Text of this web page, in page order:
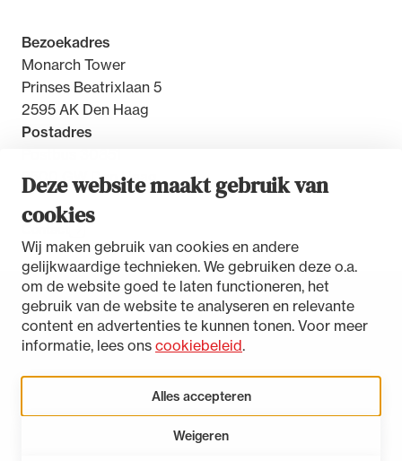
Deze website maakt gebruik van
cookies
Wij maken gebruik van cookies en andere
gelijkwaardige technieken. We gebruiken deze o.a.
om de website goed te laten functioneren, het
gebruik van de website te analyseren en relevante
content en advertenties te kunnen tonen. Voor meer
informatie, lees ons cookiebeleid.
Alles accepteren
Weigeren
Bezoekadres
Monarch Tower
Prinses Beatrixlaan 5
2595 AK Den Haag
Postadres
2500 GW Den Haag
Toegankelijkheidsverklaring
Disclaimer